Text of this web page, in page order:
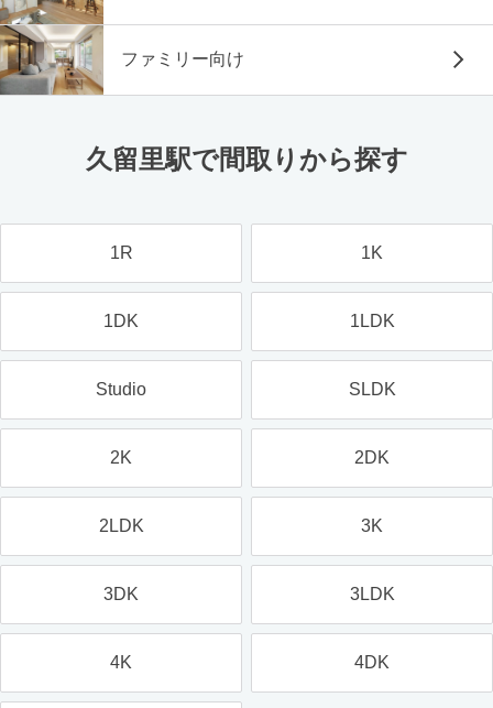
ファミリー向け
久留里駅で間取りから探す
1R 1K
1DK 1LDK
Studio SLDK
2K 2DK
2LDK 3K
3DK 3LDK
4K 4DK